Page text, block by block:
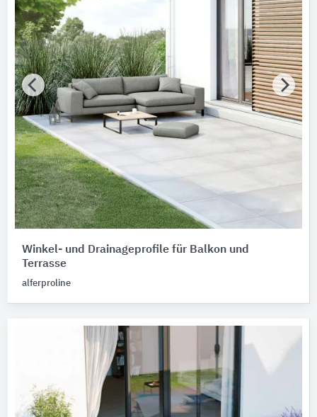
Winkel- und Drainageprofile für Balkon und
Terrasse
alferproline